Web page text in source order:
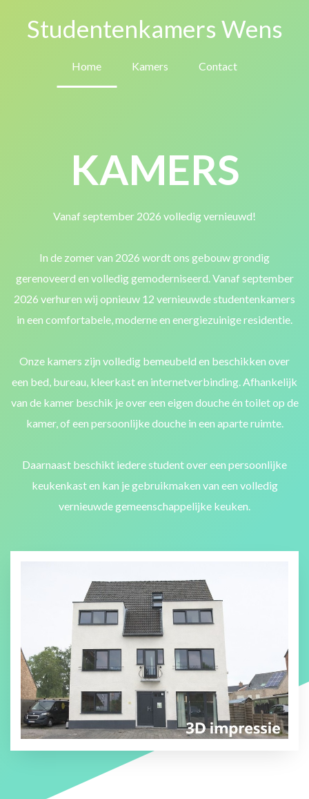
Studentenkamers Wens
Home Kamers Contact
KAMERS
Vanaf september 2026 volledig vernieuwd!
In de zomer van 2026 wordt ons gebouw grondig
gerenoveerd en volledig gemoderniseerd. Vanaf september
2026 verhuren wij opnieuw 12 vernieuwde studentenkamers
in een comfortabele, moderne en energiezuinige residentie.
Onze kamers zijn volledig bemeubeld en beschikken over
een bed, bureau, kleerkast en internetverbinding. Afhankelijk
van de kamer beschik je over een eigen douche én toilet op de
kamer, of een persoonlijke douche in een aparte ruimte.
Daarnaast beschikt iedere student over een persoonlijke
keukenkast en kan je gebruikmaken van een volledig
vernieuwde gemeenschappelijke keuken.